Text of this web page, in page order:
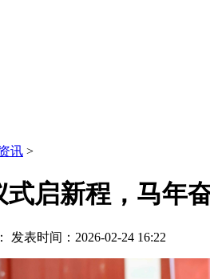
讯 >
式启新程，马年
发表时间：2026-02-24 16:22